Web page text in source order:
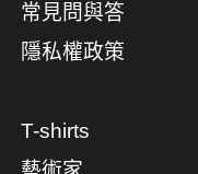
常見問與答
隱私權政策
T-shirts